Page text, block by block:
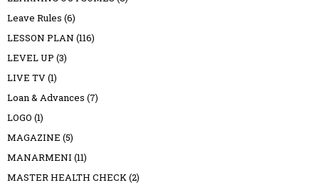
Leave Rules (6)
LESSON PLAN (116)
LEVEL UP (3)
LIVE TV(1)
Loan & Advances (7)
LOGO (1)
MAGAZINE (5)
MANARMENI (11)
MASTER HEALTH CHECK(2)